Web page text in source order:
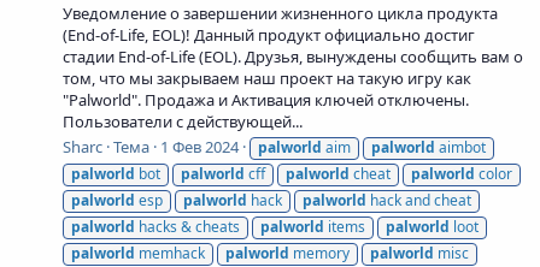
Уведомление о завершении жизненного цикла продукта
(End-of-Life, EOL)! Данный продукт официально достиг
стадии End-of-Life (EOL). Друзья, вынуждены сообщить вам о
том, что мы закрываем наш проект на такую игру как
"Palworld". Продажа и Активация ключей отключены.
Пользователи с действующей...
Sharc Тема 1 Фев 2024 palworld aim palworld aimbot
palworld bot palworld cff palworld cheat palworld color
palworld esp palworld hack palworld hack and cheat
palworld hacks & cheats palworld items palworld loot
palworld memhack palworld memory palworld misc